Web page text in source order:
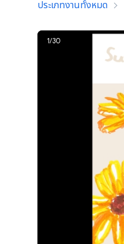
ประเภทงานทั้งหมด
1/30